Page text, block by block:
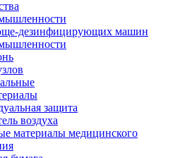
дезинфицирующих машин
защита
воздуха
материалы медицинского